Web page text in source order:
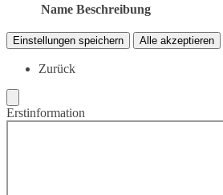
Name Beschreibung
Einstellungen speichern Alle akzeptieren
Zurück
Erstinformation